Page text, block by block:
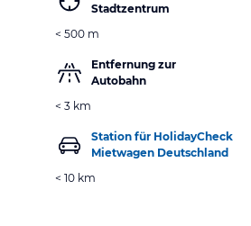
Stadtzentrum
< 500 m
Entfernung zur
Autobahn
< 3 km
Station für HolidayCheck
Mietwagen Deutschland
< 10 km